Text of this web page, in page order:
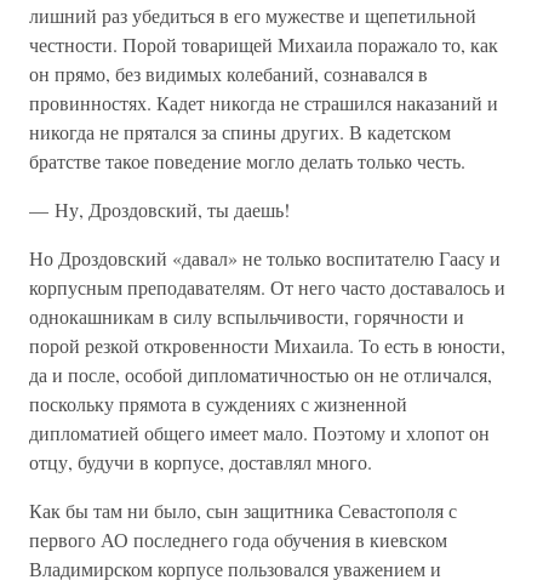
лишний раз убедиться в его мужестве и щепетильной
честности. Порой товарищей Михаила поражало то, как
он прямо, без видимых колебаний, сознавался в
провинностях. Кадет никогда не страшился наказаний и
никогда не прятался за спины других. В кадетском
братстве такое поведение могло делать только честь.
— Ну, Дроздовский, ты даешь!
Но Дроздовский «давал» не только воспитателю Гаасу и
корпусным преподавателям. От него часто доставалось и
однокашникам в силу вспыльчивости, горячности и
порой резкой откровенности Михаила. То есть в юности,
да и после, особой дипломатичностью он не отличался,
поскольку прямота в суждениях с жизненной
дипломатией общего имеет мало. Поэтому и хлопот он
отцу, будучи в корпусе, доставлял много.
Как бы там ни было, сын защитника Севастополя с
первого АО последнего года обучения в киевском
Владимирском корпусе пользовался уважением и